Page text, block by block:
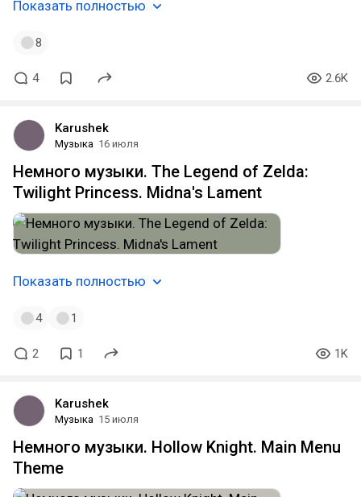
Показать полностью
8
4 2.6K
Karushek
Музыка 16 июля
Немного музыки. The Legend of Zelda:
Twilight Princess. Midna's Lament
Показать полностью
4 1
2 1 1K
Karushek
Музыка 15 июля
Немного музыки. Hollow Knight. Main Menu
Theme